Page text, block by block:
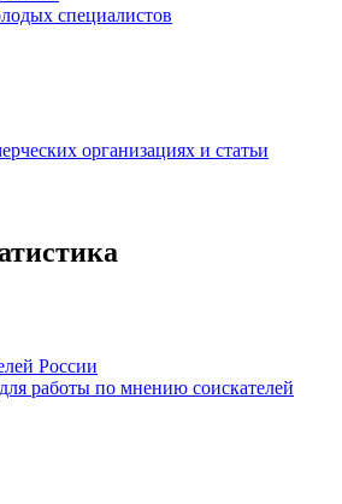
специалистов
организациях и статьи
России
работы по мнению соискателей